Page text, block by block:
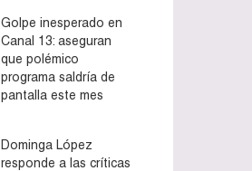
Golpe inesperado en
Canal 13: aseguran
que polémico
programa saldría de
pantalla este mes
Dominga López
responde a las críticas